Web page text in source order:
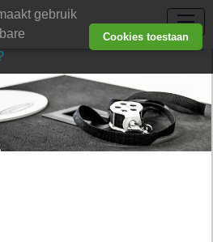
gebruik
Cookies toestaan